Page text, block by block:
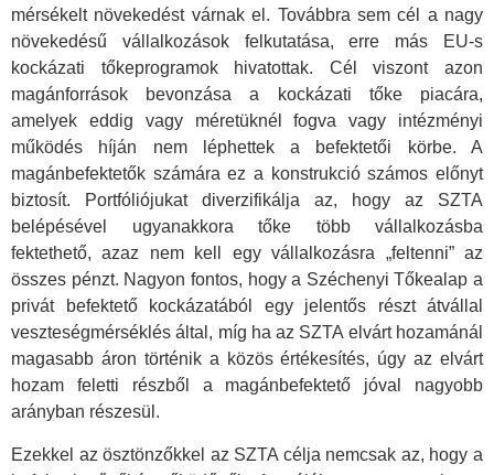
mérsékelt növekedést várnak el. Továbbra sem cél a nagy
növekedésű vállalkozások felkutatása, erre más EU-s
kockázati tőkeprogramok hivatottak. Cél viszont azon
magánforrások bevonzása a kockázati tőke piacára,
amelyek eddig vagy méretüknél fogva vagy intézményi
működés híján nem léphettek a befektetői körbe. A
magánbefektetők számára ez a konstrukció számos előnyt
biztosít. Portfóliójukat diverzifikálja az, hogy az SZTA
belépésével ugyanakkora tőke több vállalkozásba
fektethető, azaz nem kell egy vállalkozásra „feltenni” az
összes pénzt. Nagyon fontos, hogy a Széchenyi Tőkealap a
privát befektető kockázatából egy jelentős részt átvállal
veszteségmérséklés által, míg ha az SZTA elvárt hozamánál
magasabb áron történik a közös értékesítés, úgy az elvárt
hozam feletti részből a magánbefektető jóval nagyobb
arányban részesül.
Ezekkel az ösztönzőkkel az SZTA célja nemcsak az, hogy a